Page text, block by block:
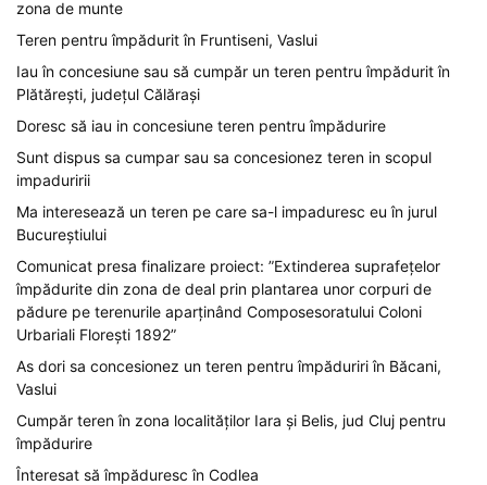
zona de munte
Teren pentru împădurit în Fruntiseni, Vaslui
Iau în concesiune sau să cumpăr un teren pentru împădurit în
Plătărești, județul Călărași
Doresc să iau in concesiune teren pentru împădurire
Sunt dispus sa cumpar sau sa concesionez teren in scopul
impaduririi
Ma interesează un teren pe care sa-l impaduresc eu în jurul
Bucureștiului
Comunicat presa finalizare proiect: ”Extinderea suprafețelor
împădurite din zona de deal prin plantarea unor corpuri de
pădure pe terenurile aparținând Composesoratului Coloni
Urbariali Florești 1892”
As dori sa concesionez un teren pentru împăduriri în Băcani,
Vaslui
Cumpăr teren în zona localităților Iara și Belis, jud Cluj pentru
împădurire
Înteresat să împăduresc în Codlea